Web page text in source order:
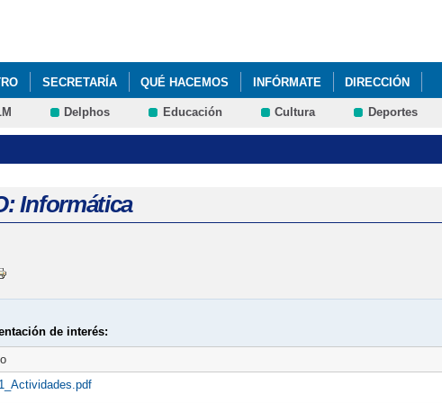
SECRETARÍA QUÉ HACEMOS INFÓRMATE DIRECCIÓN
Delphos Educación Cultura Deportes
Informática
de interés: